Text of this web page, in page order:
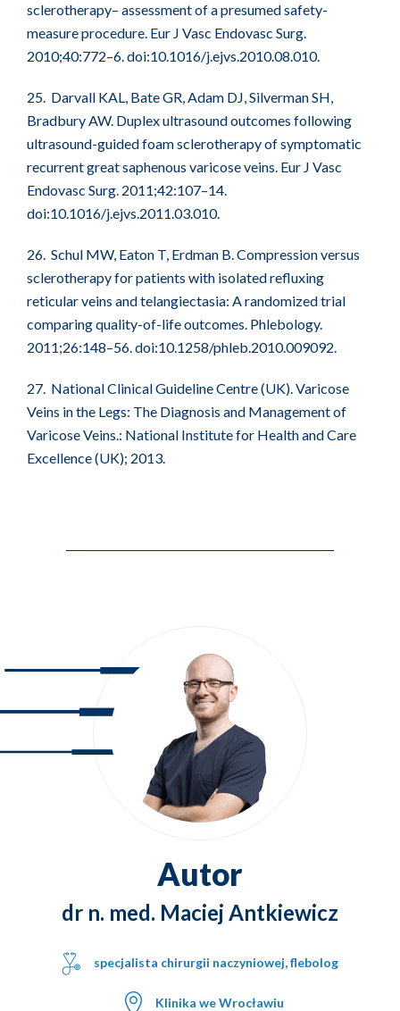
sclerotherapy– assessment of a presumed safety-
measure procedure. Eur J Vasc Endovasc Surg.
2010;40:772–6. doi:10.1016/j.ejvs.2010.08.010.
25. Darvall KAL, Bate GR, Adam DJ, Silverman SH,
Bradbury AW. Duplex ultrasound outcomes following
ultrasound-guided foam sclerotherapy of symptomatic
recurrent great saphenous varicose veins. Eur J Vasc
Endovasc Surg. 2011;42:107–14.
doi:10.1016/j.ejvs.2011.03.010.
26. Schul MW, Eaton T, Erdman B. Compression versus
sclerotherapy for patients with isolated refluxing
reticular veins and telangiectasia: A randomized trial
comparing quality-of-life outcomes. Phlebology.
2011;26:148–56. doi:10.1258/phleb.2010.009092.
27. National Clinical Guideline Centre (UK). Varicose
Veins in the Legs: The Diagnosis and Management of
Varicose Veins.: National Institute for Health and Care
Excellence (UK); 2013.
Autor
dr n. med. Maciej Antkiewicz
specjalista chirurgii naczyniowej, flebolog
Klinika we Wrocławiu